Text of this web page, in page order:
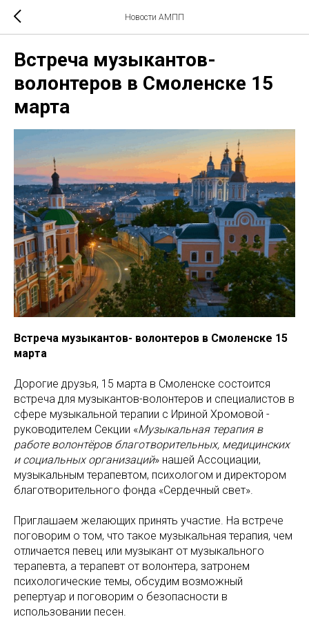
Новости АМПП
Встреча музыкантов-
волонтеров в Смоленске 15
марта
Встреча музыкантов- волонтеров в Смоленске 15
марта
Дорогие друзья, 15 марта в Смоленске состоится
встреча для музыкантов-волонтеров и специалистов в
сфере музыкальной терапии с Ириной Хромовой -
руководителем Секции «Музыкальная терапия в
работе волонтёров благотворительных, медицинских
и социальных организаций» нашей Ассоциации,
музыкальным терапевтом, психологом и директором
благотворительного фонда «Сердечный свет».
Приглашаем желающих принять участие. На встрече
поговорим о том, что такое музыкальная терапия, чем
отличается певец или музыкант от музыкального
терапевта, а терапевт от волонтера, затронем
психологические темы, обсудим возможный
репертуар и поговорим о безопасности в
использовании песен.